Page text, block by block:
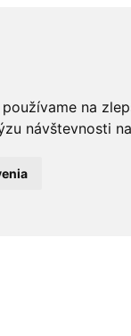
na
návštevnosti